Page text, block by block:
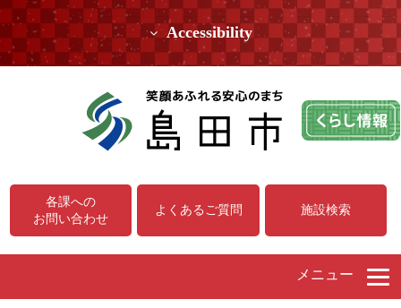
Accessibility
各課への
お問い合わせ
よくあるご質問 施設検索
メニュー